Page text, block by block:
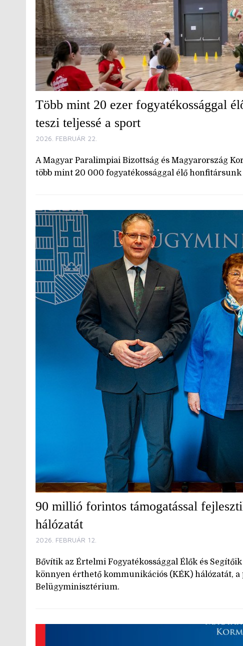
Több mint 20 ezer fogyatékossággal
teszi teljessé a sport
2026. FEBRUÁR 22.
A Magyar Paralimpiai Bizottság és Magyarország
több mint 20 000 fogyatékossággal élő
90 millió forintos támogatással
hálózatát
2026. FEBRUÁR 12.
Bővítik az Értelmi Fogyatékossággal Élők és
könnyen érthető kommunikációs (KÉK) hálózatát,
Belügyminisztérium.